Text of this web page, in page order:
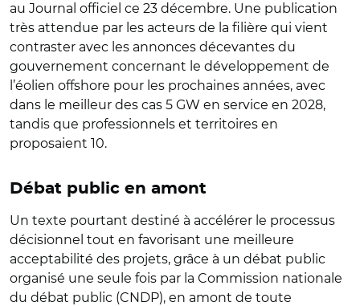
au Journal officiel ce 23 décembre. Une publication
très attendue par les acteurs de la filière qui vient
contraster avec les annonces décevantes du
gouvernement concernant le développement de
l’éolien offshore pour les prochaines années, avec
dans le meilleur des cas 5 GW en service en 2028,
tandis que professionnels et territoires en
proposaient 10.
Débat public en amont
Un texte pourtant destiné à accélérer le processus
décisionnel tout en favorisant une meilleure
acceptabilité des projets, grâce à un débat public
organisé une seule fois par la Commission nationale
du débat public (CNDP), en amont de toute